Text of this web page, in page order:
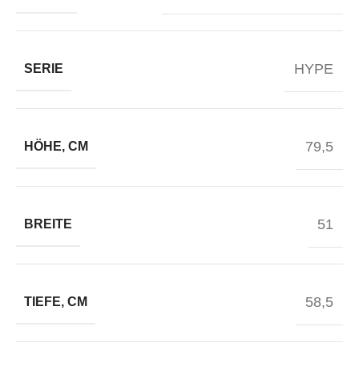
SERIE HYPE
HÖHE, CM 79,5
BREITE 51
TIEFE, CM 58,5